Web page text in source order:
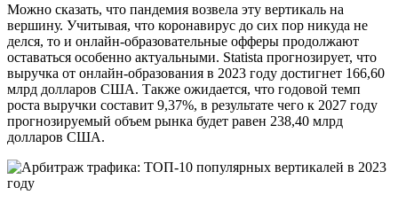
Можно сказать, что пандемия возвела эту вертикаль на
вершину. Учитывая, что коронавирус до сих пор никуда не
делся, то и онлайн-образовательные офферы продолжают
оставаться особенно актуальными. Statista прогнозирует, что
выручка от онлайн-образования в 2023 году достигнет 166,60
млрд долларов США. Также ожидается, что годовой темп
роста выручки составит 9,37%, в результате чего к 2027 году
прогнозируемый объем рынка будет равен 238,40 млрд
долларов США.